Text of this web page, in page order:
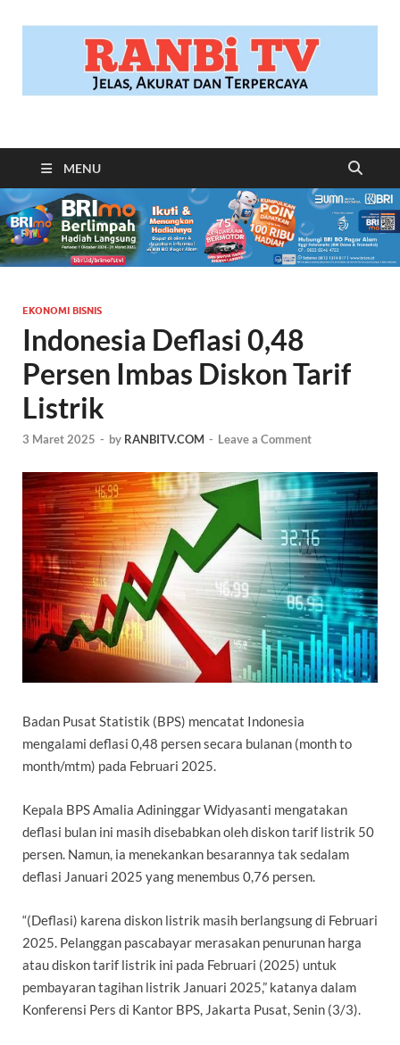
RANBITV.COM
MENU
EKONOMI BISNIS
Indonesia Deflasi 0,48
Persen Imbas Diskon Tarif
Listrik
3 Maret 2025 - by RANBITV.COM - Leave a Comment
Badan Pusat Statistik (BPS) mencatat Indonesia
mengalami deflasi 0,48 persen secara bulanan (month to
month/mtm) pada Februari 2025.
Kepala BPS Amalia Adininggar Widyasanti mengatakan
deflasi bulan ini masih disebabkan oleh diskon tarif listrik 50
persen. Namun, ia menekankan besarannya tak sedalam
deflasi Januari 2025 yang menembus 0,76 persen.
“(Deflasi) karena diskon listrik masih berlangsung di Februari
2025. Pelanggan pascabayar merasakan penurunan harga
atau diskon tarif listrik ini pada Februari (2025) untuk
pembayaran tagihan listrik Januari 2025,” katanya dalam
Konferensi Pers di Kantor BPS, Jakarta Pusat, Senin (3/3).